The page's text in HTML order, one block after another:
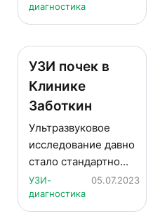
диагностика
УЗИ почек в
Клинике
Заботкин
Ультразвуковое
исследование давно
стало стандартно...
УЗИ-
диагностика
05.07.2023